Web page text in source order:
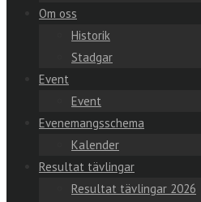
Om oss
Historik
Stadgar
Event
Event
Evenemangsschema
Kalender
Resultat tävlingar
Resultat tävlingar 2026